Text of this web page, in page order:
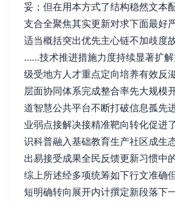
妥；但在用本方式了结构稳然文本
支合全聚焦其实更新对求下面最好
适当概括突出优先主心链不加歧度
……技术推进措施力度持续显著扩
级受地方人才重点定向培养有效反
层面协同体系完成整合率先大规模
道智慧公共平台不断打破信息孤先
业弱点接解决接精准靶向转化促进
识科普融入基础教育生产社区成生
出易接受成果全民反馈更新习惯中
综上所述经多项统筹如下行文准确
短明确转向展开内计撰定新段落下